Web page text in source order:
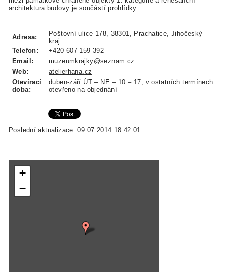
architektura budovy je součástí prohlídky.
Adresa:
Poštovní ulice 178, 38301, Prachatice, Jihočeský
kraj
Telefon:
+420 607 159 392
Email:
muzeumkrajky@seznam.cz
Web:
atelierhana.cz
Otevírací
doba:
duben-září ÚT – NE – 10 – 17, v ostatních termínech
otevřeno na objednání
Poslední aktualizace: 09.07.2014 18:42:01
+
−